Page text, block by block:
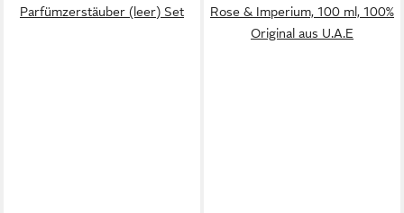
Parfümzerstäuber (leer) Set
Rose & Imperium, 100 ml, 100%
Original aus U.A.E